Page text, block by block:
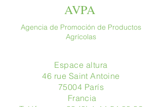
AVPA
Agencia de Promoción de Productos
Agrícolas
Espace altura
46 rue Saint Antoine
75004 París
​ Francia